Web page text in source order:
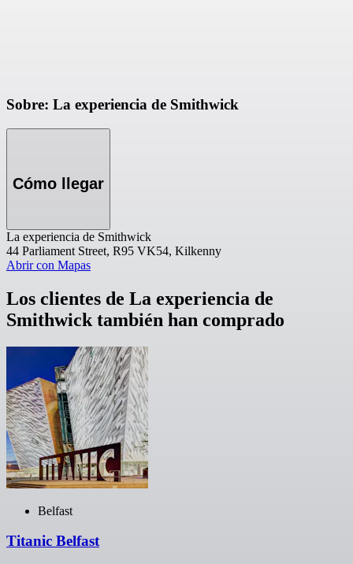
Sobre: La experiencia de Smithwick
Cómo llegar
La experiencia de Smithwick
44 Parliament Street, R95 VK54, Kilkenny
Abrir con Mapas
Los clientes de La experiencia de
Smithwick también han comprado
Belfast
Titanic Belfast